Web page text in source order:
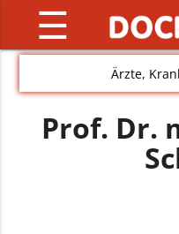
☰
Ärzte,
Prof. Dr.